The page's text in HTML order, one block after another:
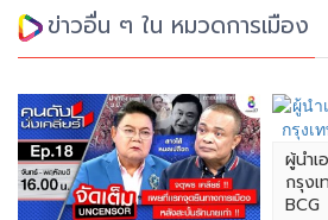
ข่าวอื่น ๆ ใน หมวดการเมือง
ผู้นำเ
กรุง
BCG